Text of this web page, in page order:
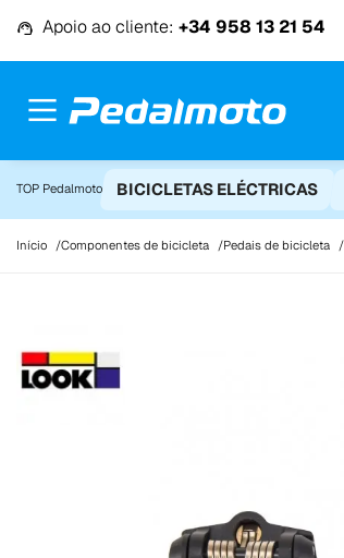
Apoio ao cliente: +34 958 13 21 54
TOP Pedalmoto BICICLETAS ELÉCTRICAS
Início Componentes de bicicleta Pedais de bicicleta